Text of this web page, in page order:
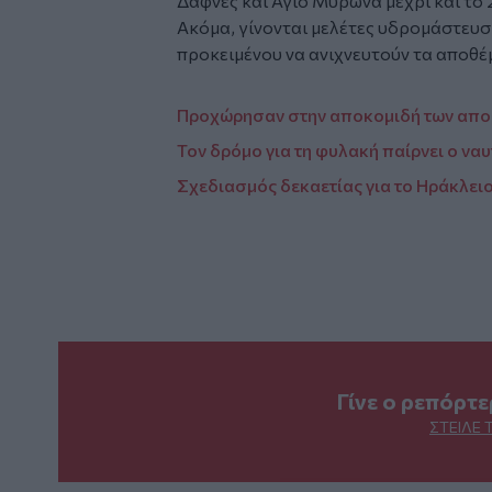
Ακόμα, γίνονται μελέτες
προκειμένου να ανιχνευτούν τα
Προχώρησαν στην αποκομιδή των
Τον δρόμο για τη φυλακή παίρνει ο
Σχεδιασμός δεκαετίας για το
Γίνε ο
ΣΤΕΊΛΕ